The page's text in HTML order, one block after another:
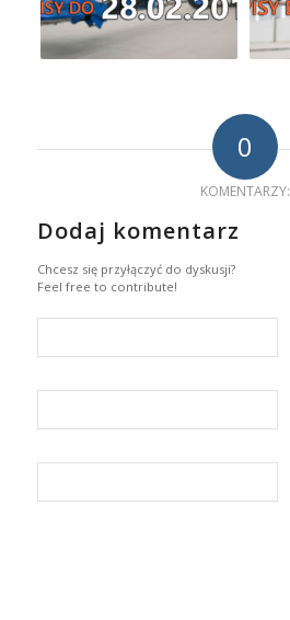
0
KOMENTARZY:
Dodaj komentarz
Chcesz się przyłączyć do dyskusji?
Feel free to contribute!